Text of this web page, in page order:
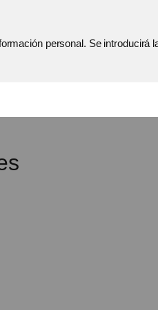
personal. Se introducirá